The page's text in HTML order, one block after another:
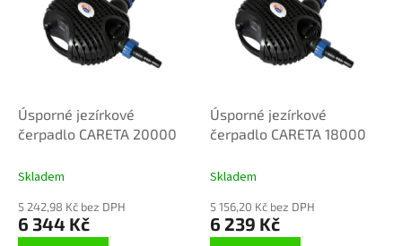
Úsporné jezírkové
čerpadlo CARETA 20000
Skladem
5 242,98 Kč bez DPH
6 344 Kč
Úsporné jezírkové
čerpadlo CARETA 18000
Skladem
5 156,20 Kč bez DPH
6 239 Kč